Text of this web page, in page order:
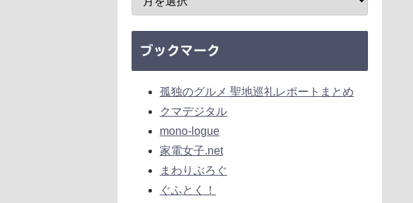
ブックマーク
孤独のグルメ 聖地巡礼レポートまとめ
クマデジタル
mono-logue
家電女子.net
まわりぶろぐ
ぐふとく！